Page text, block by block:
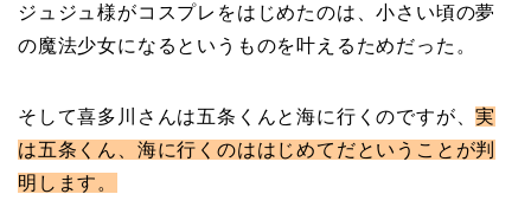
ジュジュ様がコスプレをはじめたのは、小さい頃の夢
の魔法少女になるというものを叶えるためだった。
そして喜多川さんは五条くんと海に行くのですが、実
は五条くん、海に行くのははじめてだということが判
明します。